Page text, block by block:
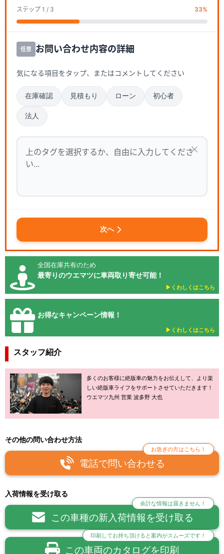
ステップ 1 / 3 33%
任意 お問い合わせ内容の詳細
気になる項目をタップ、またはコメントしてください
在庫確認 見積もり ローン 初心者
法人
次へ
全国在庫共有のため
最寄りのウエマツに車両取り寄せ可能！
▶︎くわしくはこちら
お得なキャンペーン情報！
▶︎くわしくはこちら
スタッフ紹介
多くのお客様に絶版車の魅力をお伝えして、より楽
しい絶版車ライフをサポートさせていただきます！
ウエマツ九州 営業 波多野 大也
その他の問い合わせ方法
電話で問い合わせる
お急ぎの方はこちら！
入荷情報を受け取る
この車種の新入荷情報を受け取る
余計な情報は届きません！
この車両のカタログを印刷
印刷してお持ち頂けると案内がスムーズです！